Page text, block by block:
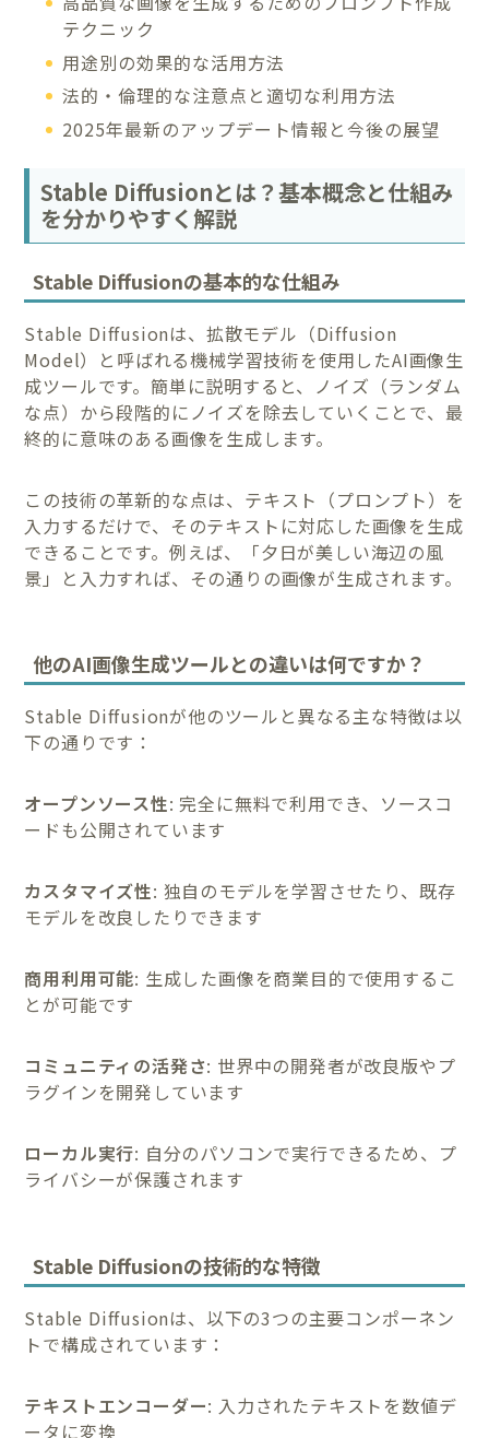
テクニック
用途別の効果的な活用方法
法的・倫理的な注意点と適切な利用方法
2025年最新のアップデート情報と今後の展望
Stable Diffusionとは？基本概念と仕組み
を分かりやすく解説
Stable Diffusionの基本的な仕組み
Stable Diffusionは、拡散モデル（Diffusion
Model）と呼ばれる機械学習技術を使用したAI画像生
成ツールです。簡単に説明すると、ノイズ（ランダム
な点）から段階的にノイズを除去していくことで、最
終的に意味のある画像を生成します。
この技術の革新的な点は、テキスト（プロンプト）を
入力するだけで、そのテキストに対応した画像を生成
できることです。例えば、「夕日が美しい海辺の風
景」と入力すれば、その通りの画像が生成されます。
他のAI画像生成ツールとの違いは何ですか？
Stable Diffusionが他のツールと異なる主な特徴は以
下の通りです：
オープンソース性: 完全に無料で利用でき、ソースコ
ードも公開されています
カスタマイズ性: 独自のモデルを学習させたり、既存
モデルを改良したりできます
商用利用可能: 生成した画像を商業目的で使用するこ
とが可能です
コミュニティの活発さ: 世界中の開発者が改良版やプ
ラグインを開発しています
ローカル実行: 自分のパソコンで実行できるため、プ
ライバシーが保護されます
Stable Diffusionの技術的な特徴
Stable Diffusionは、以下の3つの主要コンポーネン
トで構成されています：
テキストエンコーダー: 入力されたテキストを数値デ
ータに変換